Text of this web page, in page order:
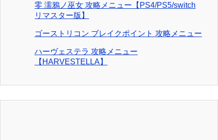
零 濡鴉ノ巫女 攻略メニュー【PS4/PS5/switch
リマスター版】
ゴーストリコン ブレイクポイント 攻略メニュー
ハーヴェステラ 攻略メニュー
【HARVESTELLA】